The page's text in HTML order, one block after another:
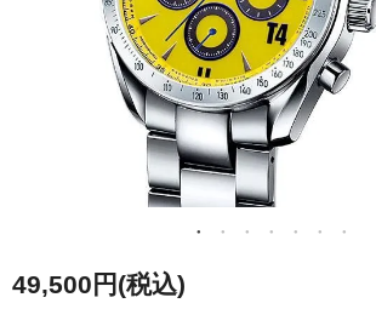
49,500円(税込)